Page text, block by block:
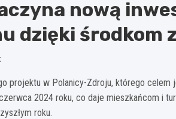
nową
dzięki środkom
projektu w Polanicy-Zdroju, którego celem
2024 roku, co daje mieszkańcom i
roku.